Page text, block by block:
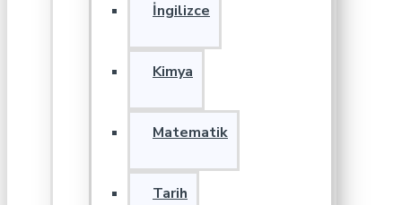
İngilizce
Kimya
Matematik
Tarih